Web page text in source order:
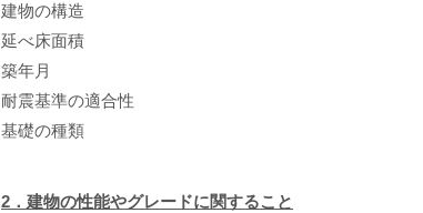
建物の構造
延べ床面積
築年月
耐震基準の適合性
基礎の種類
2．建物の性能やグレードに関すること